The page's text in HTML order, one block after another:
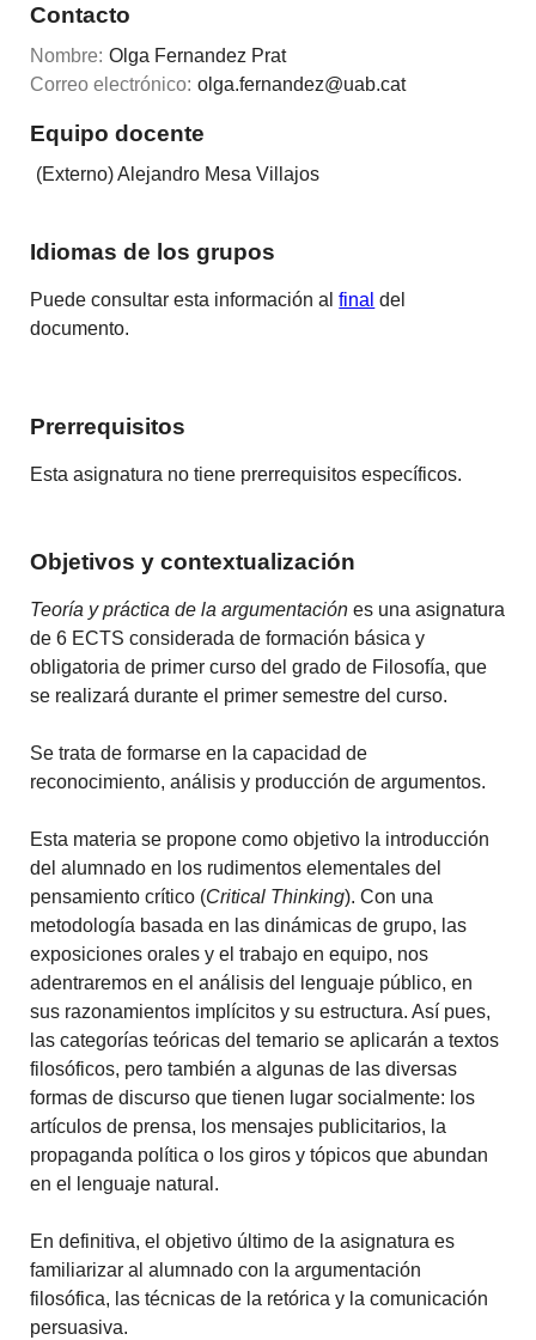
Contacto
Nombre: Olga Fernandez Prat
Correo electrónico: olga.fernandez@uab.cat
Equipo docente
(Externo) Alejandro Mesa Villajos
Idiomas de los grupos
Puede consultar esta información alfinal del
documento.
Prerrequisitos
Esta asignatura no tiene prerrequisitos específicos.
Objetivos y contextualización
Teoría y práctica de la argumentación es una asignatura
de 6 ECTS considerada de formación básica y
obligatoria de primer curso del grado de Filosofía, que
se realizará durante el primer semestre del curso.
Se trata de formarse en la capacidad de
reconocimiento, análisis y producción de argumentos.
Esta materia se propone como objetivo la introducción
del alumnado en los rudimentos elementales del
pensamiento crítico (Critical Thinking). Con una
metodología basada en las dinámicas de grupo, las
exposiciones orales y el trabajo en equipo, nos
adentraremos en el análisis del lenguaje público, en
sus razonamientos implícitos y su estructura. Así pues,
las categorías teóricas del temario se aplicarán a textos
filosóficos, pero también a algunas de las diversas
formas de discurso que tienen lugar socialmente: los
artículos de prensa, los mensajes publicitarios, la
propaganda política o los giros y tópicos que abundan
en el lenguaje natural.
En definitiva, el objetivo último de la asignatura es
familiarizar al alumnado con la argumentación
filosófica, las técnicas de la retórica y la comunicación
persuasiva.